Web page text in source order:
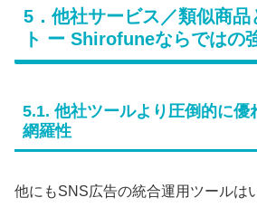
5．他社サービス／類似商品
ト ー Shirofuneならではの
5.1. 他社ツールより圧倒的に優
網羅性
他にもSNS広告の統合運用ツールは